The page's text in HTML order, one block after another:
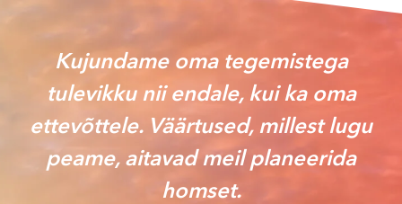
Kujundame oma tegemistega
tulevikku nii endale, kui ka oma
ettevõttele. Väärtused, millest lugu
peame, aitavad meil planeerida
homset.